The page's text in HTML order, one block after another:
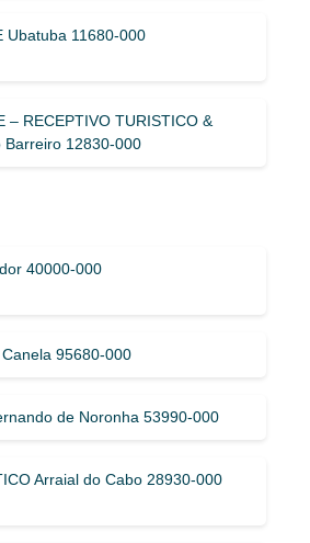
Ubatuba 11680-000
– RECEPTIVO TURISTICO &
Barreiro 12830-000
40000-000
Canela 95680-000
de Noronha 53990-000
Arraial do Cabo 28930-000